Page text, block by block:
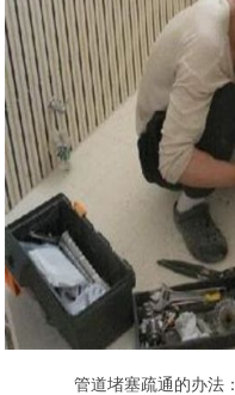
管道堵塞疏通的办法：